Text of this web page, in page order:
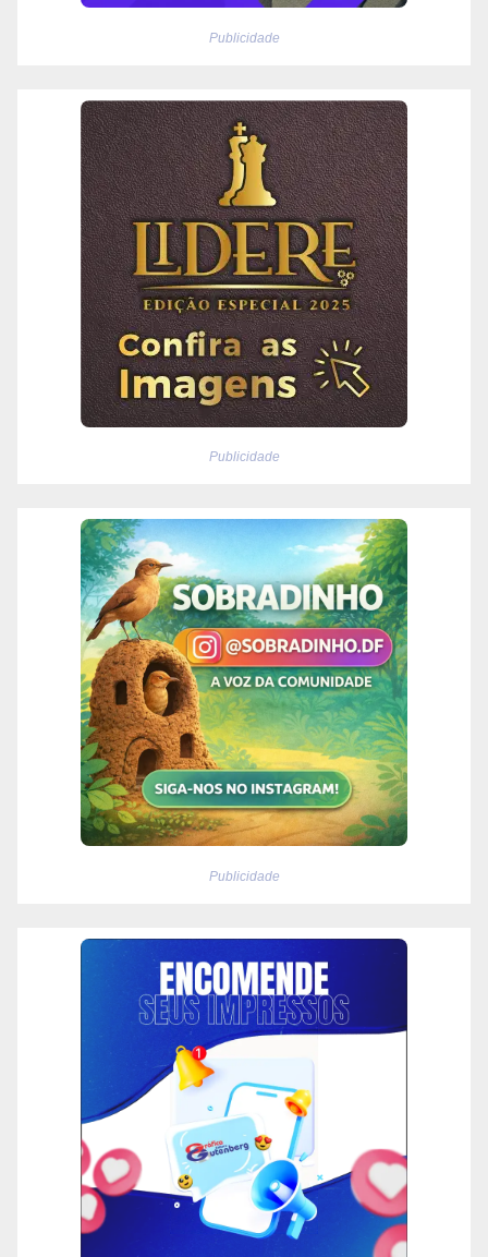
Publicidade
Publicidade
Publicidade